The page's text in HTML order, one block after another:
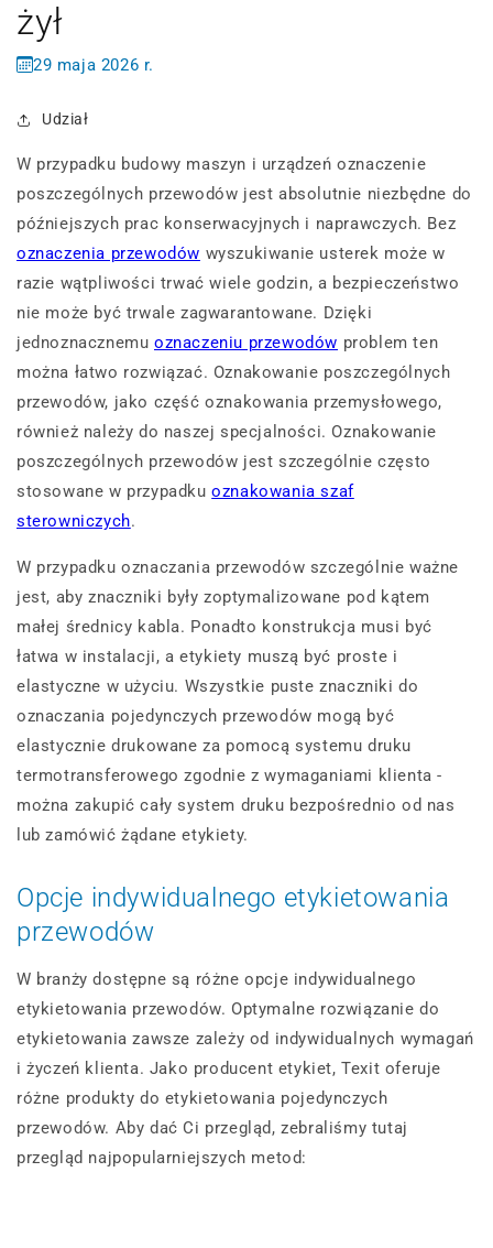
żył
29 maja 2026 r.
Udział
W przypadku budowy maszyn i urządzeń oznaczenie
poszczególnych przewodów jest absolutnie niezbędne do
późniejszych prac konserwacyjnych i naprawczych. Bez
oznaczenia przewodów wyszukiwanie usterek może w
razie wątpliwości trwać wiele godzin, a bezpieczeństwo
nie może być trwale zagwarantowane. Dzięki
jednoznacznemu oznaczeniu przewodów problem ten
można łatwo rozwiązać. Oznakowanie poszczególnych
przewodów, jako część oznakowania przemysłowego,
również należy do naszej specjalności. Oznakowanie
poszczególnych przewodów jest szczególnie często
stosowane w przypadkuoznakowania szaf
sterowniczych.
W przypadku oznaczania przewodów szczególnie ważne
jest, aby znaczniki były zoptymalizowane pod kątem
małej średnicy kabla. Ponadto konstrukcja musi być
łatwa w instalacji, a etykiety muszą być proste i
elastyczne w użyciu. Wszystkie puste znaczniki do
oznaczania pojedynczych przewodów mogą być
elastycznie drukowane za pomocą systemu druku
termotransferowego zgodnie z wymaganiami klienta -
można zakupić cały system druku bezpośrednio od nas
lub zamówić żądane etykiety.
Opcje indywidualnego etykietowania
przewodów
W branży dostępne są różne opcje indywidualnego
etykietowania przewodów. Optymalne rozwiązanie do
etykietowania zawsze zależy od indywidualnych wymagań
i życzeń klienta. Jako producent etykiet, Texit oferuje
różne produkty do etykietowania pojedynczych
przewodów. Aby dać Ci przegląd, zebraliśmy tutaj
przegląd najpopularniejszych metod: